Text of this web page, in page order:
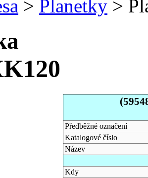
> Planetky >
Předběžné označení
Katalogové číslo
Název
Kdy